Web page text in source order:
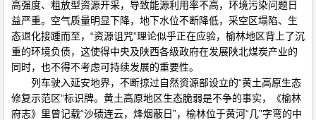
高强度、粗放型资源开采，导致能源利用率不高，环境污染问题日
益严重。空气质量明显下降，地下水位不断降低，采空区塌陷、生
态退化接踵而至，“资源诅咒”理论似乎正在应验，榆林地区背上了沉
重的环境负债，这使得中央及陕西各级政府在发展陕北煤炭产业的
同时，也不得不考虑可持续发展的重要性。
列车驶入延安地界，不断掠过自然资源部设立的“黄土高原生态
修复示范区”标识牌。黄土高原地区生态脆弱是不争的事实，《榆林
府志》里曾记载“沙碛连云，烽烟蔽日”，榆林位于黄河“几”字弯的中